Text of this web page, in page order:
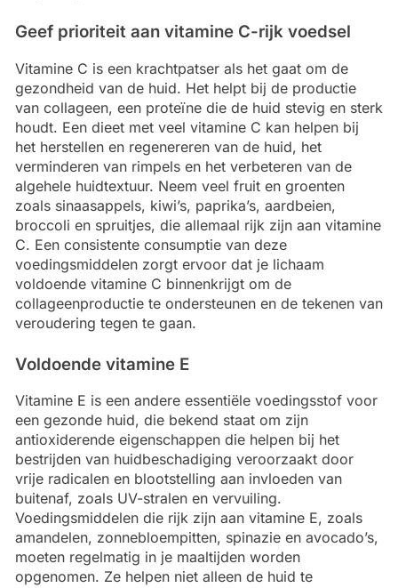
Geef prioriteit aan vitamine C-rijk voedsel
Vitamine C is een krachtpatser als het gaat om de
gezondheid van de huid. Het helpt bij de productie
van collageen, een proteïne die de huid stevig en sterk
houdt. Een dieet met veel vitamine C kan helpen bij
het herstellen en regenereren van de huid, het
verminderen van rimpels en het verbeteren van de
algehele huidtextuur. Neem veel fruit en groenten
zoals sinaasappels, kiwi’s, paprika’s, aardbeien,
broccoli en spruitjes, die allemaal rijk zijn aan vitamine
C. Een consistente consumptie van deze
voedingsmiddelen zorgt ervoor dat je lichaam
voldoende vitamine C binnenkrijgt om de
collageenproductie te ondersteunen en de tekenen van
veroudering tegen te gaan.
Voldoende vitamine E
Vitamine E is een andere essentiële voedingsstof voor
een gezonde huid, die bekend staat om zijn
antioxiderende eigenschappen die helpen bij het
bestrijden van huidbeschadiging veroorzaakt door
vrije radicalen en blootstelling aan invloeden van
buitenaf, zoals UV-stralen en vervuiling.
Voedingsmiddelen die rijk zijn aan vitamine E, zoals
amandelen, zonnebloempitten, spinazie en avocado’s,
moeten regelmatig in je maaltijden worden
opgenomen. Ze helpen niet alleen de huid te